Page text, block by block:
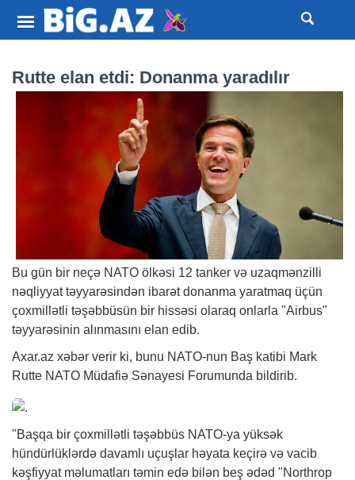
Rutte elan etdi: Donanma yaradılır
Bu gün bir neçə NATO ölkəsi 12 tanker və uzaqmənzilli
nəqliyyat təyyarəsindən ibarət donanma yaratmaq üçün
çoxmillətli təşəbbüsün bir hissəsi olaraq onlarla "Airbus"
təyyarəsinin alınmasını elan edib.
Axar.az xəbər verir ki, bunu NATO-nun Baş katibi Mark
Rutte NATO Müdafiə Sənayesi Forumunda bildirib.
"Başqa bir çoxmillətli təşəbbüs NATO-ya yüksək
hündürlüklərdə davamlı uçuşlar həyata keçirə və vacib
kəşfiyyat məlumatları təmin edə bilən beş ədəd "Northrop